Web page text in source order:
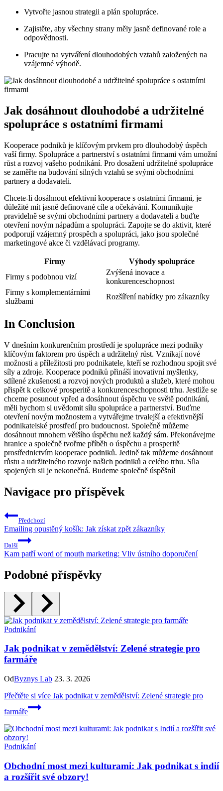
Vytvořte jasnou strategii a plán spolupráce.
Zajistěte, aby všechny strany měly jasně definované role a
odpovědnosti.
Pracujte na vytváření dlouhodobých vztahů založených na
vzájemné výhodě.
Jak dosáhnout dlouhodobé a udržitelné
spolupráce s ostatními firmami
Kooperace podniků je klíčovým prvkem pro dlouhodobý úspěch
vaší firmy. Spolupráce a partnerství s ostatními firmami vám umožní
růst a rozvoj vašeho podnikání. Pro dosažení udržitelné spolupráce
se zaměřte na budování silných vztahů se svými obchodními
partnery a dodavateli.
Chcete-li dosáhnout efektivní kooperace s ostatními firmami, je
důležité mít jasně definované cíle a očekávání. Komunikujte
pravidelně se svými obchodními partnery a dodavateli a buďte
otevření novým nápadům a spolupráci. Zapojte se do aktivit, které
podporují vzájemný prospěch a spolupráci, jako jsou společné
marketingové akce či vzdělávací programy.
Firmy
Výhody spolupráce
Firmy s podobnou vizí
Zvýšená inovace a
konkurenceschopnost
Firmy s komplementárními
službami
Rozšíření nabídky pro zákazníky
In Conclusion
V dnešním konkurenčním prostředí je spolupráce mezi podniky
klíčovým faktorem pro úspěch a udržitelný růst. Vznikají nové
možnosti a příležitosti pro podnikatele, kteří se rozhodnou spojit své
síly a zdroje. Kooperace podniků přináší inovativní myšlenky,
sdílené zkušenosti a rozvoj nových produktů a služeb, které mohou
přispět k celkové prosperitě a konkurenceschopnosti trhu. Jestliže se
chceme posunout vpřed a dosáhnout úspěchu ve světě podnikání,
měli bychom si uvědomit sílu spolupráce a partnerství. Buďme
otevření novým možnostem a vytvářejme trvalejší a efektivnější
podnikatelské prostředí pro budoucnost. Společně můžeme
dosáhnout mnohem většího úspěchu než každý sám. Překonávejme
hranice a společně tvořme příběh o úspěchu a prosperitě
prostřednictvím kooperace podniků. Jedině tak můžeme dosáhnout
růstu a udržitelného rozvoje našich podniků a celého trhu. Síla
spojených sil je nekonečná. Budeme společně úspěšní!
Navigace pro příspěvek
Předchozí
Emailing opustěný košík: Jak získat zpět zákazníky
Další
Kam patří word of mouth marketing: Vliv ústního doporučení
Podobné příspěvky
Podnikání
Jak podnikat v zemědělství: Zelené strategie pro
farmáře
OdByznys Lab 23. 3. 2026
Přečtěte si více Jak podnikat v zemědělství: Zelené strategie pro
farmáře
Podnikání
Obchodní most mezi kulturami: Jak podnikat s indií
a rozšířit své obzory!